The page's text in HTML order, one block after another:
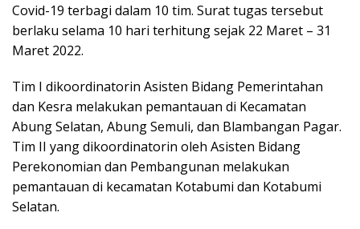
Covid-19 terbagi dalam 10 tim. Surat tugas tersebut
berlaku selama 10 hari terhitung sejak 22 Maret – 31
Maret 2022.
Tim I dikoordinatorin Asisten Bidang Pemerintahan
dan Kesra melakukan pemantauan di Kecamatan
Abung Selatan, Abung Semuli, dan Blambangan Pagar.
Tim II yang dikoordinatorin oleh Asisten Bidang
Perekonomian dan Pembangunan melakukan
pemantauan di kecamatan Kotabumi dan Kotabumi
Selatan.